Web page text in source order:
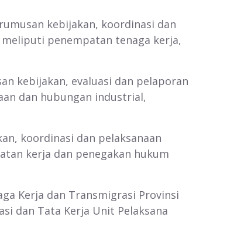
kebijakan, koordinasi dan
penempatan tenaga kerja,
kebijakan, evaluasi dan pelaporan
dan hubungan industrial,
koordinasi dan pelaksanaan
kerja dan penegakan hukum
Kerja dan Transmigrasi Provinsi
dan Tata Kerja Unit Pelaksana